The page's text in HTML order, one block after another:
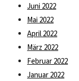
Juni 2022
Mai 2022
April 2022
März 2022
Februar 2022
Januar 2022